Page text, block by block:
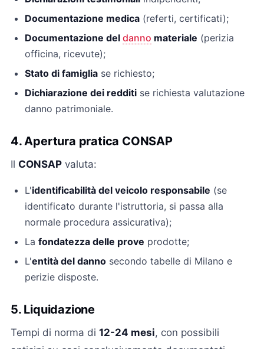
Documentazione medica (referti, certificati);
Documentazione del danno materiale (perizia
officina, ricevute);
Stato di famiglia se richiesto;
Dichiarazione dei redditi se richiesta valutazione
danno patrimoniale.
4. Apertura pratica CONSAP
Il CONSAP valuta:
L'identificabilità del veicolo responsabile (se
identificato durante l'istruttoria, si passa alla
normale procedura assicurativa);
La fondatezza delle prove prodotte;
L'entità del danno secondo tabelle di Milano e
perizie disposte.
5. Liquidazione
Tempi di norma di 12-24 mesi, con possibili